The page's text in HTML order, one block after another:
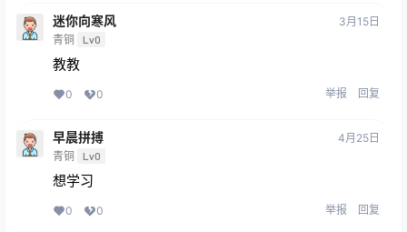
迷你向寒风
青铜 Lv0
3月15日
教教
0 0 举报 回复
早晨拼搏
青铜 Lv0
4月25日
想学习
0 0 举报 回复